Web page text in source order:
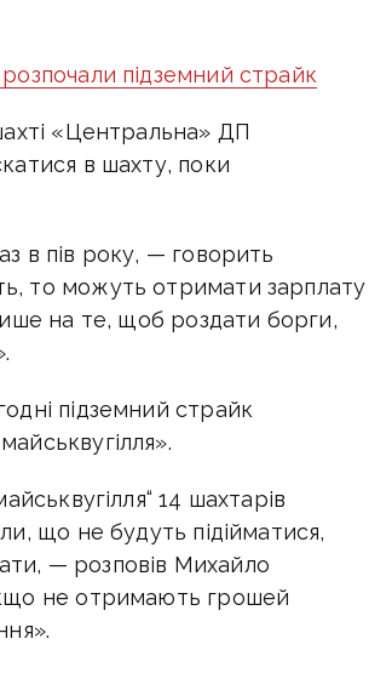
підземний страйк
«Центральна» ДП
в шахту, поки
в пів року, — говорить
то можуть отримати зарплату
на те, щоб роздати борги,
підземний страйк
14 шахтарів
що не будуть підійматися,
— розповів Михайло
не отримають грошей